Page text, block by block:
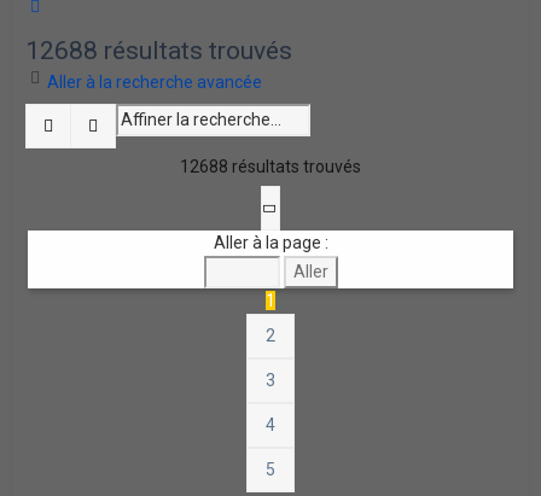
12688 résultats trouvés
Aller à la recherche avancée
RechercherRecherche avancée
12688 résultats trouvés
Page
Aller à la page :
1
2
3
4
5